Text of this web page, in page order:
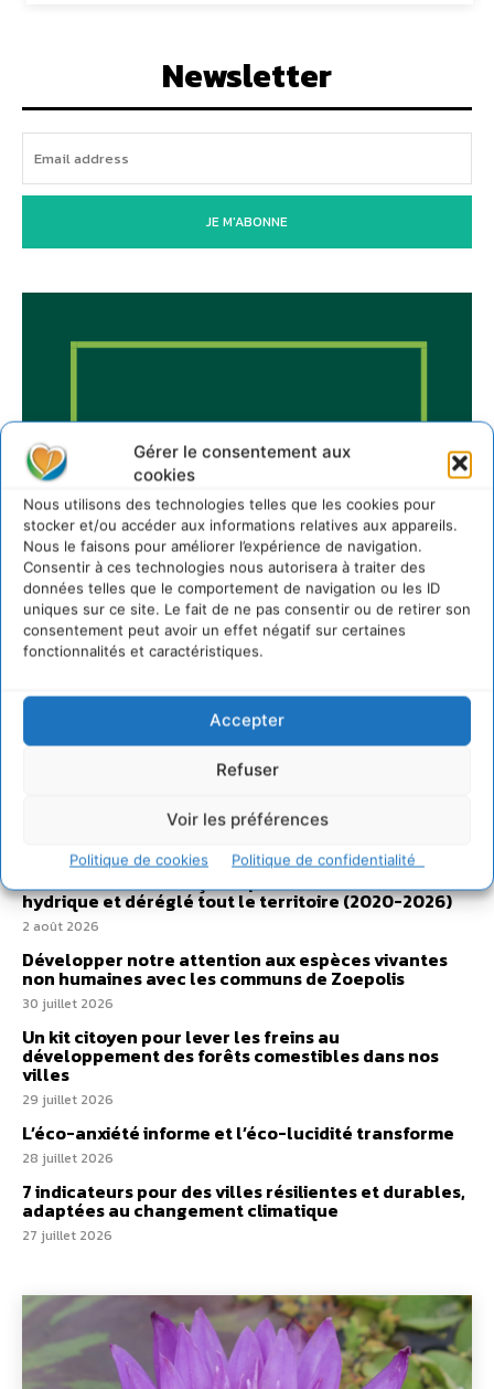
Gérer le consentement aux
cookies
Nous utilisons des technologies telles que les cookies pour
stocker et/ou accéder aux informations relatives aux appareils.
Nous le faisons pour améliorer l’expérience de navigation.
Consentir à ces technologies nous autorisera à traiter des
données telles que le comportement de navigation ou les ID
uniques sur ce site. Le fait de ne pas consentir ou de retirer son
consentement peut avoir un effet négatif sur certaines
fonctionnalités et caractéristiques.
Accepter
Refuser
Voir les préférences
Politique de cookies Politique de confidentialité
Newsletter
JE M'ABONNE
Sur Cdurable
Comment le sol français a perdu sa mémoire
hydrique et déréglé tout le territoire (2020-2026)
2 août 2026
Développer notre attention aux espèces vivantes
non humaines avec les communs de Zoepolis
30 juillet 2026
Un kit citoyen pour lever les freins au
développement des forêts comestibles dans nos
villes
29 juillet 2026
L’éco-anxiété informe et l’éco-lucidité transforme
28 juillet 2026
7 indicateurs pour des villes résilientes et durables,
adaptées au changement climatique
27 juillet 2026